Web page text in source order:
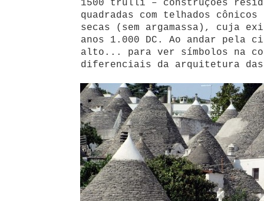
1500 trulli – construções
quadradas com telhados
secas (sem argamassa), cuja
anos 1.000 DC. Ao andar pela
alto... para ver símbolos na
diferenciais da arquitetura das